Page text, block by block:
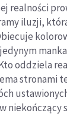
realności
iluzji,
oddziela
stronami
niekończący